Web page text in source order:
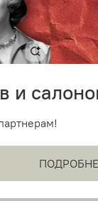
от Marset H25
700 руб
и